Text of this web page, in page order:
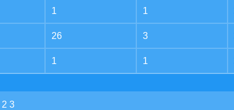
1 1
26 3
1 1
2 3